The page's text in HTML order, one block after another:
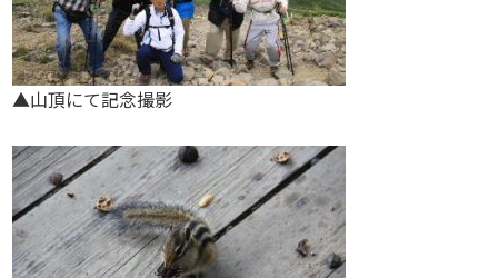
▲山頂にて記念撮影